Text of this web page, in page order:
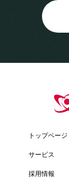
トップページ
サービス
採用情報